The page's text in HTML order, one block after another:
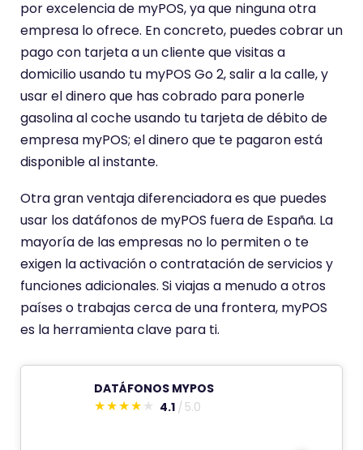
por excelencia de myPOS, ya que ninguna otra
empresa lo ofrece. En concreto, puedes cobrar un
pago con tarjeta a un cliente que visitas a
domicilio usando tu myPOS Go 2, salir a la calle, y
usar el dinero que has cobrado para ponerle
gasolina al coche usando tu tarjeta de débito de
empresa myPOS; el dinero que te pagaron está
disponible al instante.
Otra gran ventaja diferenciadora es que puedes
usar los datáfonos de myPOS fuera de España. La
mayoría de las empresas no lo permiten o te
exigen la activación o contratación de servicios y
funciones adicionales. Si viajas a menudo a otros
países o trabajas cerca de una frontera, myPOS
es la herramienta clave para ti.
DATÁFONOS MYPOS
E
4.1 5.0